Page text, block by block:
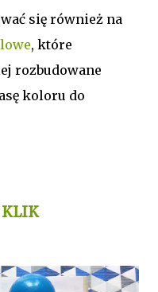
się również na
, które
rozbudowane
koloru do
KLIK